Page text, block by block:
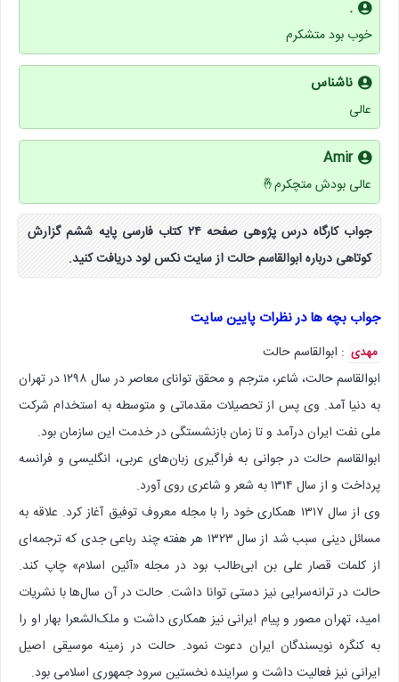
.
خوب بود متشکرم
ناشناس
عالی
Amir
عالی بودش متچکرم🤞
جواب کارگاه درس پژوهی صفحه ۲۴ کتاب فارسی پایه ششم گزارش
کوتاهی درباره ابوالقاسم حالت از سایت نکس لود دریافت کنید.
جواب بچه ها در نظرات پایین سایت
مهدی : ابوالقاسم حالت
ابوالقاسم حالت، شاعر، مترجم و محقق توانای معاصر در سال ۱۲۹۸ در تهران
به دنیا آمد. وی پس از تحصیلات مقدماتی و متوسطه به استخدام شرکت
ملی نفت ایران درآمد و تا زمان بازنشستگی در خدمت این سازمان بود.
ابوالقاسم حالت در جوانی به فراگیری زبان‌های عربی، انگلیسی و فرانسه
پرداخت و از سال ۱۳۱۴ به شعر و شاعری روی آورد.
وی از سال ۱۳۱۷ همکاری خود را با مجله معروف توفیق آغاز کرد. علاقه به
مسائل دینی سبب شد از سال ۱۳۲۳ هر هفته چند رباعی جدی که ترجمه‌ای
از کلمات قصار علی بن ابی‌طالب بود در مجله «آئین اسلام» چاپ کند.
حالت در ترانه‌سرایی نیز دستی توانا داشت. حالت در آن سال‌ها با نشریات
امید، تهران مصور و پیام ایرانی نیز همکاری داشت و ملک‌الشعرا بهار او را
به کنگره نویسندگان ایران دعوت نمود. حالت در زمینه موسیقی اصیل
ایرانی نیز فعالیت داشت و سراینده نخستین سرود جمهوری اسلامی بود.